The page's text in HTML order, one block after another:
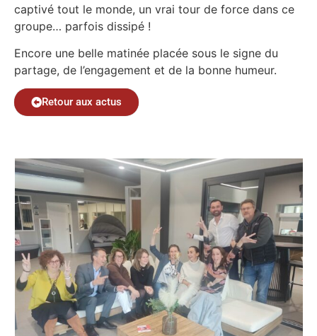
captivé tout le monde, un vrai tour de force dans ce
groupe… parfois dissipé !
Encore une belle matinée placée sous le signe du
partage, de l’engagement et de la bonne humeur.
Retour aux actus